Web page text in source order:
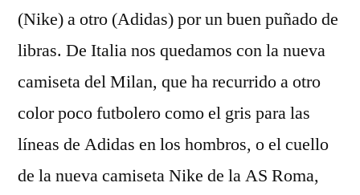
(Nike) a otro (Adidas) por un buen puñado de
libras. De Italia nos quedamos con la nueva
camiseta del Milan, que ha recurrido a otro
color poco futbolero como el gris para las
líneas de Adidas en los hombros, o el cuello
de la nueva camiseta Nike de la AS Roma,